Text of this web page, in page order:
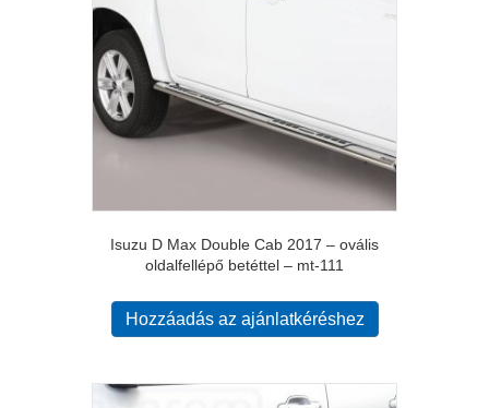
Isuzu D Max Double Cab 2017 – ovális
oldalfellépő betéttel – mt-111
Hozzáadás az ajánlatkéréshez